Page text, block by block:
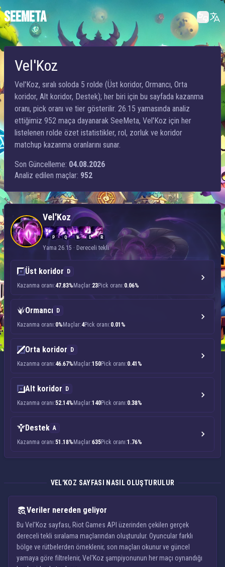
SEEMETA
Vel'Koz
Vel'Koz, sıralı soloda 5 rolde (Üst koridor, Ormancı, Orta
koridor, Alt koridor, Destek); her biri için bu sayfada kazanma
oranı, pick oranı ve tier gösterilir. 26.15 yamasında analiz
ettiğimiz 952 maça dayanarak SeeMeta, Vel'Koz için her
listelenen rolde özet istatistikler, rol, zorluk ve koridor
matchup kazanma oranlarını sunar.
Son Güncelleme: 04.08.2026
Analiz edilen maçlar: 952
Vel'Koz
P Q W E R
Yama 26.15 · Dereceli tekli
Üst koridor
D
Kazanma oranı:47.83% Maçlar:23Pick oranı:0.06%
Ormancı
D
Kazanma oranı:0% Maçlar:4Pick oranı:0.01%
Orta koridor
D
Kazanma oranı:46.67% Maçlar:150Pick oranı:0.41%
Alt koridor
D
Kazanma oranı:52.14% Maçlar:140Pick oranı:0.38%
Destek A
Kazanma oranı:51.18% Maçlar:635Pick oranı:1.76%
VEL'KOZ SAYFASI NASIL OLUŞTURULUR
Veriler nereden geliyor
Bu Vel'Koz sayfası, Riot Games API üzerinden çekilen gerçek
dereceli tekli sıralama maçlarından oluşturulur. Oyuncular farklı
bölge ve rütbelerden örneklenir, son maçları okunur ve güncel
yamaya göre filtrelenir, Vel'Koz şampiyonunun her maçı oynandığı